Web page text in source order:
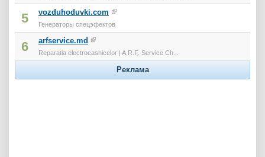
5 vozduhoduvki.com
Генераторы спецэфектов
6 arfservice.md
Reparatia electrocasnicelor | A.R.F. Service Ch...
Реклама